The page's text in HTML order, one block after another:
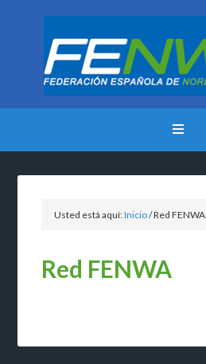
Usted está aquí:Inicio/Red FENWA
Red FENWA